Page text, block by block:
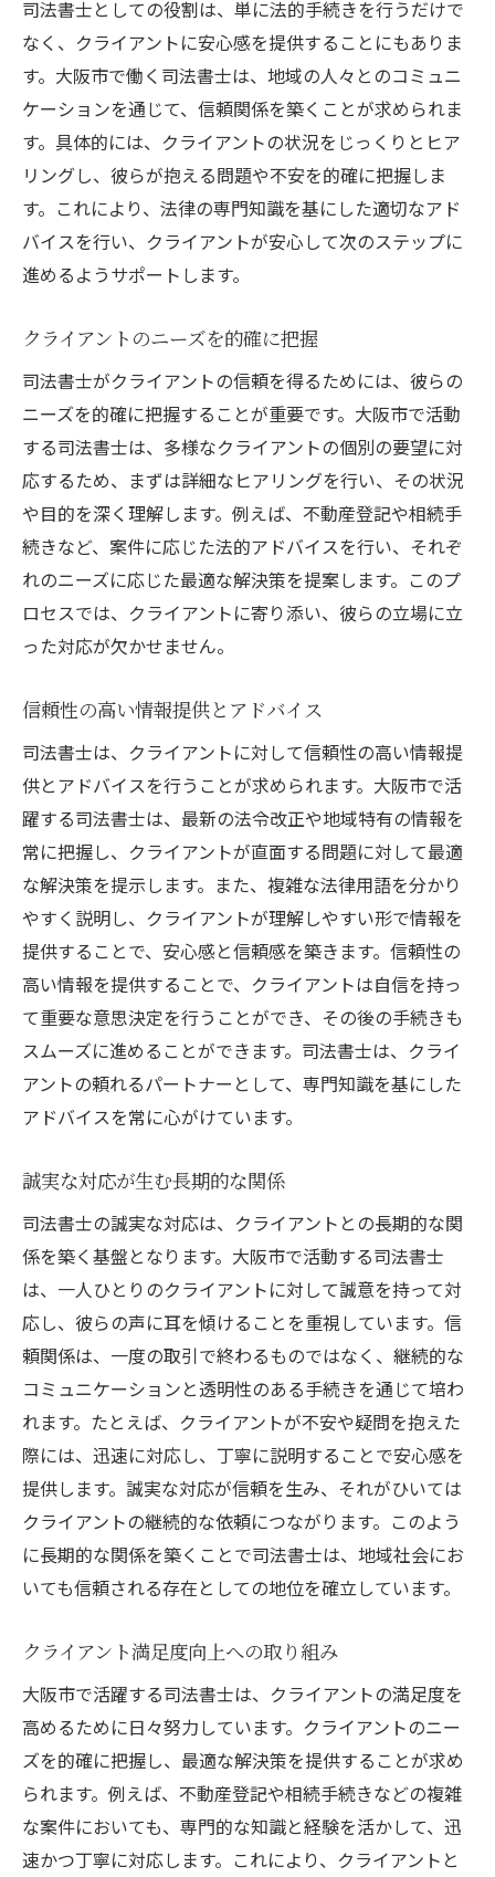
司法書士としての役割は、単に法的手続きを行うだけで
なく、クライアントに安心感を提供することにもありま
す。大阪市で働く司法書士は、地域の人々とのコミュニ
ケーションを通じて、信頼関係を築くことが求められま
す。具体的には、クライアントの状況をじっくりとヒア
リングし、彼らが抱える問題や不安を的確に把握しま
す。これにより、法律の専門知識を基にした適切なアド
バイスを行い、クライアントが安心して次のステップに
進めるようサポートします。
クライアントのニーズを的確に把握
司法書士がクライアントの信頼を得るためには、彼らの
ニーズを的確に把握することが重要です。大阪市で活動
する司法書士は、多様なクライアントの個別の要望に対
応するため、まずは詳細なヒアリングを行い、その状況
や目的を深く理解します。例えば、不動産登記や相続手
続きなど、案件に応じた法的アドバイスを行い、それぞ
れのニーズに応じた最適な解決策を提案します。このプ
ロセスでは、クライアントに寄り添い、彼らの立場に立
った対応が欠かせません。
信頼性の高い情報提供とアドバイス
司法書士は、クライアントに対して信頼性の高い情報提
供とアドバイスを行うことが求められます。大阪市で活
躍する司法書士は、最新の法令改正や地域特有の情報を
常に把握し、クライアントが直面する問題に対して最適
な解決策を提示します。また、複雑な法律用語を分かり
やすく説明し、クライアントが理解しやすい形で情報を
提供することで、安心感と信頼感を築きます。信頼性の
高い情報を提供することで、クライアントは自信を持っ
て重要な意思決定を行うことができ、その後の手続きも
スムーズに進めることができます。司法書士は、クライ
アントの頼れるパートナーとして、専門知識を基にした
アドバイスを常に心がけています。
誠実な対応が生む長期的な関係
司法書士の誠実な対応は、クライアントとの長期的な関
係を築く基盤となります。大阪市で活動する司法書士
は、一人ひとりのクライアントに対して誠意を持って対
応し、彼らの声に耳を傾けることを重視しています。信
頼関係は、一度の取引で終わるものではなく、継続的な
コミュニケーションと透明性のある手続きを通じて培わ
れます。たとえば、クライアントが不安や疑問を抱えた
際には、迅速に対応し、丁寧に説明することで安心感を
提供します。誠実な対応が信頼を生み、それがひいては
クライアントの継続的な依頼につながります。このよう
に長期的な関係を築くことで司法書士は、地域社会にお
いても信頼される存在としての地位を確立しています。
クライアント満足度向上への取り組み
大阪市で活躍する司法書士は、クライアントの満足度を
高めるために日々努力しています。クライアントのニー
ズを的確に把握し、最適な解決策を提供することが求め
られます。例えば、不動産登記や相続手続きなどの複雑
な案件においても、専門的な知識と経験を活かして、迅
速かつ丁寧に対応します。これにより、クライアントと